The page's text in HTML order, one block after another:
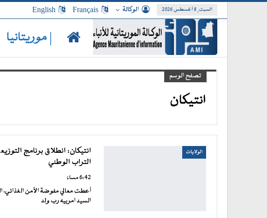
السبت, 8 أغسطس 2026 الوكالة Français
English
| موريتانيا
تصفح الوسم
انتيكان
الولايات
التراب الوطني
6:42 مساءً
أعطت معالي مفوضة الأمن الغذائي،
السيد امربيه رب ولد